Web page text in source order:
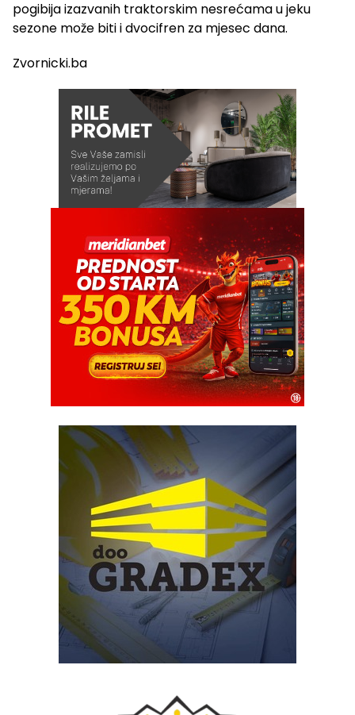
pogibija izazvanih traktorskim nesrećama u jeku
sezone može biti i dvocifren za mjesec dana.
Zvornicki.ba